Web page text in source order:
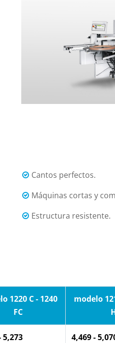
Cantos perfectos.
Máquinas cortas y
Estructura resistente.
1220 C - 1240
FC
modelo
5,273 4,469 -